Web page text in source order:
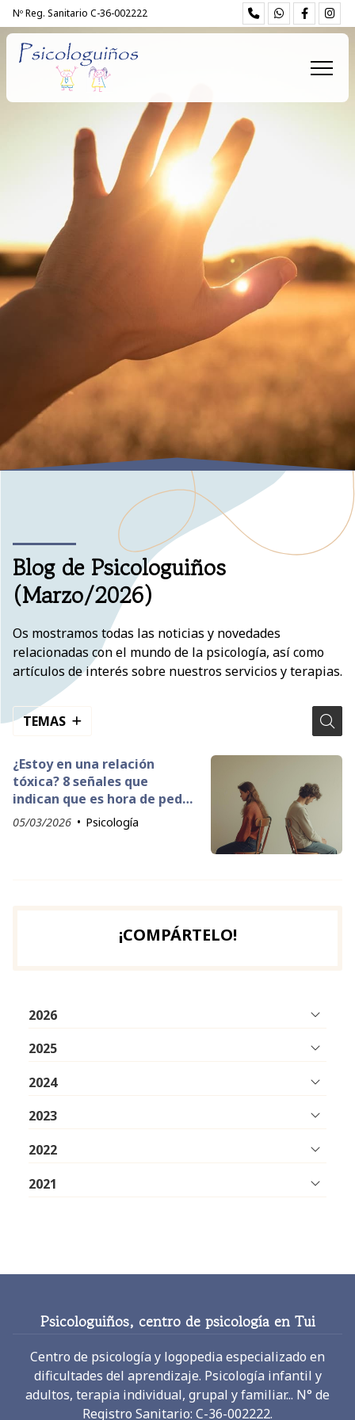
Nº Reg. Sanitario C-36-002222
Blog de Psicologuiños
(Marzo/2026)
Os mostramos todas las noticias y novedades
relacionadas con el mundo de la psicología, así como
artículos de interés sobre nuestros servicios y terapias.
TEMAS
¿Estoy en una relación
tóxica? 8 señales que
indican que es hora de pedir
ayuda
05/03/2026 Psicología
¡COMPÁRTELO!
2026
2025
2024
2023
2022
2021
Psicologuiños, centro de psicología en Tui
Centro de psicología y logopedia especializado en
dificultades del aprendizaje. Psicología infantil y
adultos, terapia individual, grupal y familiar... N° de
Registro Sanitario: C-36-002222.